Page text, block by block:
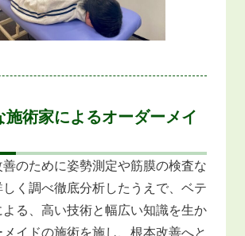
施術家によるオーダーメイ
のために姿勢測定や筋膜の検査な
しく調べ徹底分析したうえで、ベテ
る、高い技術と幅広い知識を生か
メイドの施術を施し、根本改善へと